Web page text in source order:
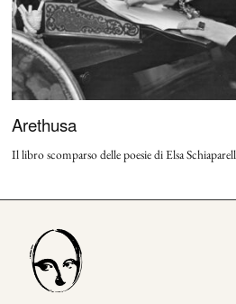
Arethusa
Il libro scomparso delle poesie di Elsa